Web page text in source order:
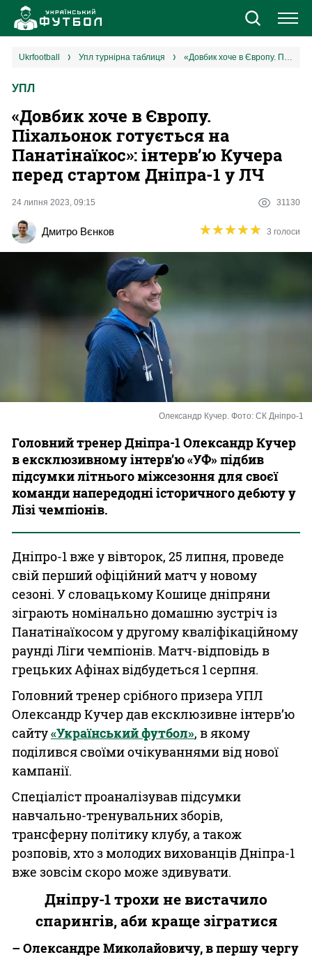
Новини
Єврокубки
УПЛ
Різне
Букмекери
Казино
ukrfootball упл турнірна таблиця «Довбик хоче в Європу. Піхальонок готується на Панатінаїкос»: інтерв’ю Кучера перед стартом Дніпра-1 у ЛЧ
УПЛ
«Довбик хоче в Європу.
Піхальонок готується на
Панатінаїкос»: інтерв’ю Кучера
перед стартом Дніпра-1 у ЛЧ
24 липня 2023, 09:15 31130
Дмитро Вєнков ★★★★★
★★★★★ 3 голоси
Олександр Кучер. Фото: СК Дніпро-1
Головний тренер Дніпра-1 Олександр Кучер
в ексклюзивному інтерв’ю «УФ» підбив
підсумки літнього міжсезоння для своєї
команди напередодні історичного дебюту у
Лізі чемпіонів.
Дніпро-1 вже у вівторок, 25 липня, проведе
свій перший офіційний матч у новому
сезоні. У словацькому Кошице дніпряни
зіграють номінально домашню зустріч із
Панатінаїкосом у другому кваліфікаційному
раунді Ліги чемпіонів. Матч-відповідь в
грецьких Афінах відбудеться 1 серпня.
Головний тренер срібного призера УПЛ
Олександр Кучер дав ексклюзивне інтерв’ю
сайту«Український футбол», в якому
поділився своїми очікуваннями від нової
кампанії.
Спеціаліст проаналізував підсумки
навчально-тренувальних зборів,
трансферну політику клубу, а також
розповів, хто з молодих вихованців Дніпра-1
вже зовсім скоро може здивувати.
Дніпру-1 трохи не вистачило
спарингів, аби краще зігратися
– Олександре Миколайовичу, в першу чергу